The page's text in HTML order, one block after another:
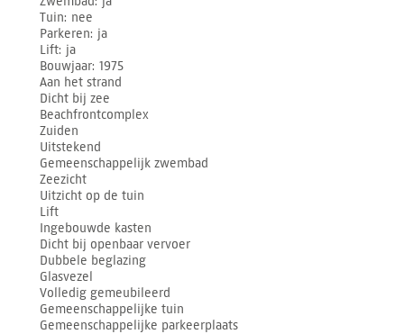
Tuin nee
Parkeren ja
Lift ja
Bouwjaar 1975
Aan het strand
Dicht bij zee
Beachfrontcomplex
Zuiden
Uitstekend
Gemeenschappelijk zwembad
Zeezicht
Uitzicht op de tuin
Lift
Ingebouwde kasten
Dicht bij openbaar vervoer
Dubbele beglazing
Glasvezel
Volledig gemeubileerd
Gemeenschappelijke tuin
Gemeenschappelijke parkeerplaats